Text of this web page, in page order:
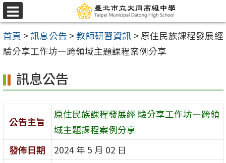
跳
至
主
要
容
區
選
單
首頁 >訊息公告 >教師研習資訊 > 原住民族課程發展經
驗分享工作坊—跨領域主題課程案例分享
訊息公告
公告主旨
原住民族課程發展經 驗分享工作坊—跨領
域主題課程案例分享
發佈日期
2024 年 5 月 02 日